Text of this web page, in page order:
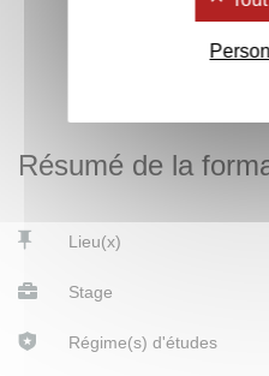
Voir le tableau
Résumé de la
Lieu(x)
Stage
Régime(s) d'études